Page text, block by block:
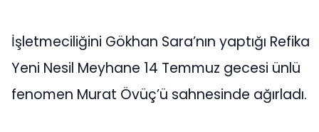
İşletmeciliğini Gökhan Sara’nın yaptığı Refika
Yeni Nesil Meyhane 14 Temmuz gecesi ünlü
fenomen Murat Övüç’ü sahnesinde ağırladı.